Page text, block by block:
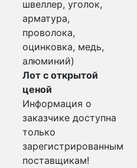
швеллер, уголок,
арматура,
проволока,
оцинковка, медь,
алюминий)
Лот с открытой
ценой
Информация о
заказчике доступна
только
зарегистрированным
поставщикам!